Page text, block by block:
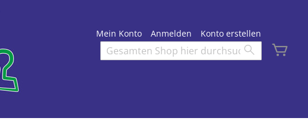
Mein Konto
Anmelden Konto erstellen
Search